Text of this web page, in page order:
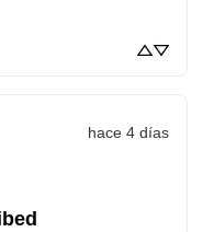
hace 4 días